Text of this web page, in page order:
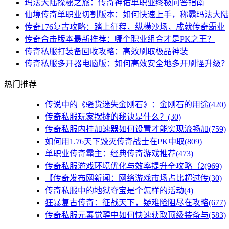
玛法大陆探秘之旅：传奇神佑单职业终极问答指南
仙境传奇单职业切割版本：如何快速上手，称霸玛法大
传奇176复古攻略：踏上征程，纵横沙场，成就传奇霸业
传奇合击版本最新推荐：哪个职业组合才是PK之王？
传奇私服打装备回收攻略：高效刷取极品神装
传奇私服多开器电脑版：如何高效安全地多开刷怪升级？
热门推荐
传说中的《骚货迷失金刚石》：金刚石的用途(420)
传奇私服玩家摆摊的秘诀是什么？(30)
传奇私服内挂加速器如何设置才能实现流畅加(759)
如何用1.76天下毁灭传奇战士在PK中取(809)
单职业传奇霸主：经典传奇游戏推荐(473)
传奇私服游戏环境优化与效率提升全攻略（2(969)
【传奇发布网新闻：网络游戏市场占比超过传(30)
传奇私服中的地狱夺宝是个怎样的活动(4)
狂暴复古传奇：征战天下，疑难险阻尽在攻略(677)
传奇私服元素觉醒中如何快速获取顶级装备与(583)